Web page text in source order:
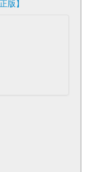
版】